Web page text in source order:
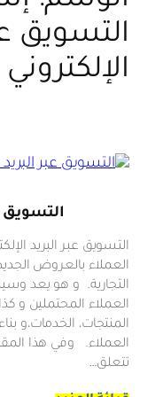
التسويق
الإلكتروني
التسويق
التسويق عبر البريد
العملاء بالعروض
التجارية. و هو يعد
العملاء المحتملين و
المنتجات، الخدمات،و
العملاء. وفي هذا
تتعلق…